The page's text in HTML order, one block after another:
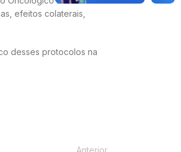
efeitos colaterais,
desses protocolos na
Anterior